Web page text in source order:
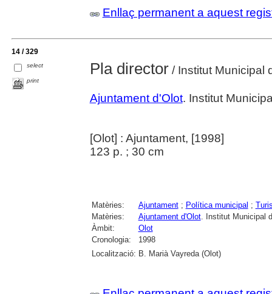
Enllaç permanent a aquest
14 / 329
select
print
Pla director/ Institut Municipal
Ajuntament d'Olot. Institut
[Olot] : Ajuntament, [1998]
123 p. ; 30 cm
Matèries: Ajuntament; Política municipal ;
Matèries:
Ajuntament d'Olot. Institut Municipal
Àmbit:
Olot
Cronologia:
1998
Localització: B. Marià Vayreda (Olot)